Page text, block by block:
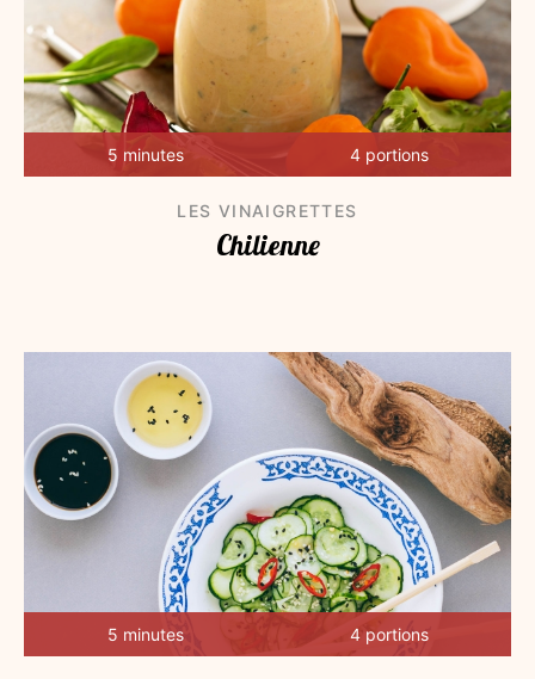
5 minutes 4 portions
LES VINAIGRETTES
Chilienne
5 minutes 4 portions